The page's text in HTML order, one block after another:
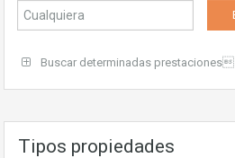
Buscar determinadas prestaciones
Tipos propiedades